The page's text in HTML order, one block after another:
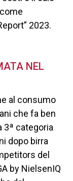
2023.
NEL
al consumo
che fa ben
3ª categoria
dopo birra
del
by NielsenIQ